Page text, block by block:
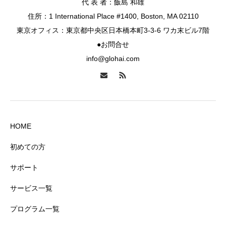
代 表 者：飯島 和雄
住所：1 International Place #1400, Boston, MA 02110
東京オフィス：東京都中央区日本橋本町3-3-6 ワカ末ビル7階
●お問合せ
info@glohai.com
HOME
初めての方
サポート
サービス一覧
プログラム一覧